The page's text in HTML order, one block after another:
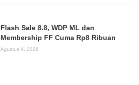
Flash Sale 8.8, WDP ML dan
Membership FF Cuma Rp8 Ribuan
Agustus 4, 2026